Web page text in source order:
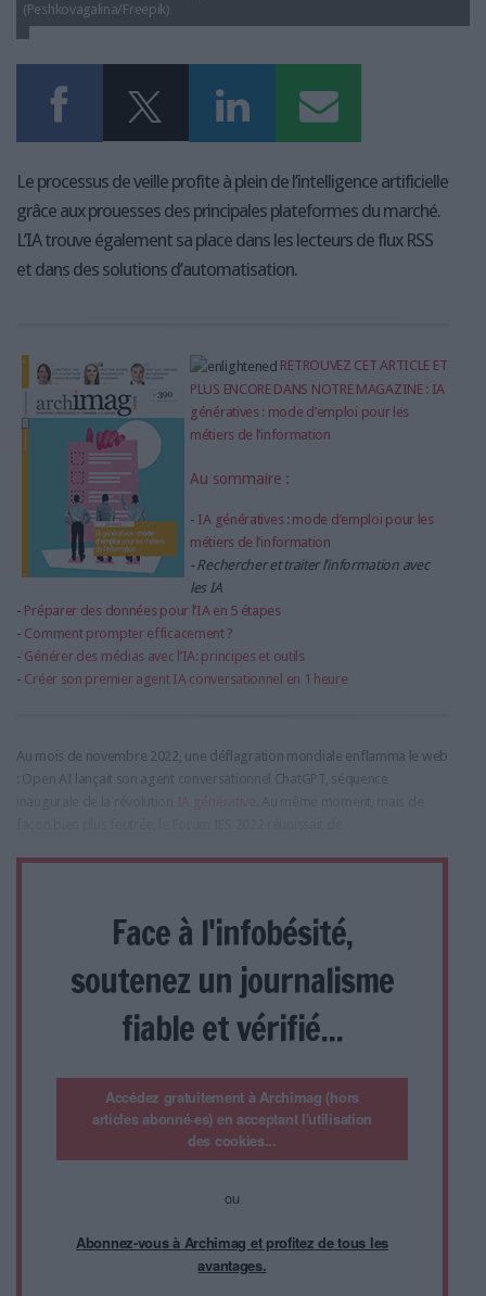
(Peshkovagalina/Freepik)
Le processus de veille profite à plein de l’intelligence artificielle
grâce aux prouesses des principales plateformes du marché.
L’IA trouve également sa place dans les lecteurs de flux RSS
et dans des solutions d’automatisation.
RETROUVEZ CET ARTICLE ET
PLUS ENCORE DANS NOTRE MAGAZINE : IA
génératives : mode d’emploi pour les
métiers de l’information
Au sommaire :
- IA génératives : mode d’emploi pour les
métiers de l’information
- Rechercher et traiter l’information avec
les IA
- Préparer des données pour l’IA en 5 étapes
- Comment prompter efficacement ?
- Générer des médias avec l’IA: principes et outils
- Créer son premier agent IA conversationnel en 1 heure
Au mois de novembre 2022, une déflagration mondiale enflamma le web
: Open AI lançait son agent conversationnel ChatGPT, séquence
Face à l'infobésité,
soutenez un journalisme
fiable et vérifié...
Accédez gratuitement à Archimag (hors
articles abonné·es) en acceptant l'utilisation
des cookies...
ou
Abonnez-vous à Archimag et profitez de tous les
avantages.